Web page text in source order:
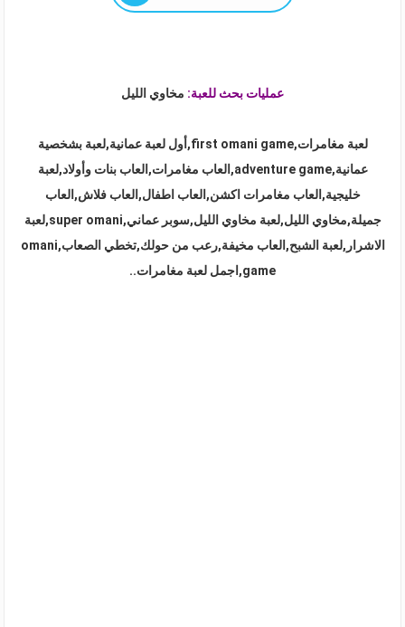
عمليات بحث للعبة: مخاوي الليل
لعبة مغامرات,first omani game,أول لعبة عمانية,لعبة بشخصية
عمانية,adventure game,العاب مغامرات,العاب بنات وأولاد,لعبة
خليجية,العاب مغامرات اكشن,العاب اطفال,العاب فلاش,العاب
جميلة,مخاوي الليل,لعبة مخاوي الليل,سوبر عماني,super omani,لعبة
الاشرار,لعبة الشبح,العاب مخيفة,رعب من حولك,تخطي الصعاب,omani
game,اجمل لعبة مغامرات..